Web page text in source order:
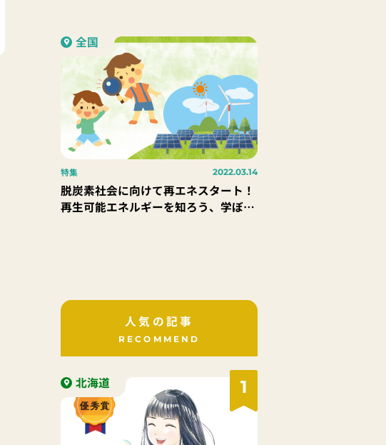
全国
特集 2022.03.14
脱炭素社会に向けて再エネスタート！
再生可能エネルギーを知ろう、学ぼ
人気の記事
RECOMMEND
1
北海道